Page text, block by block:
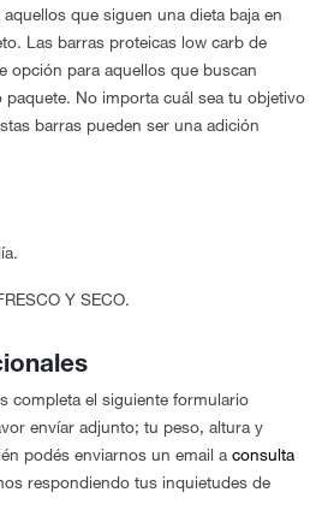
que siguen una dieta baja en
Las barras proteicas low carb de
opción para aquellos que buscan
No importa cuál sea tu objetivo
barras pueden ser una adición
Y SECO.
completa el siguiente formulario
envíar adjunto; tu peso, altura y
podés enviarnos un email a consulta
respondiendo tus inquietudes de